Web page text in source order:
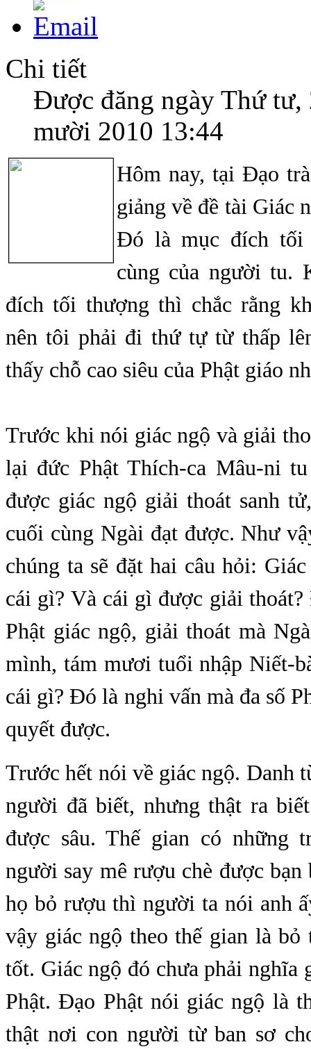
Chi tiết
Được đăng ngày Thứ tư,
mười 2010 13:44
Hôm nay, tại Đạo
giảng về đề tài Giác
Đó là mục đích tối
cùng của người tu.
đích tối thượng thì chắc rằng
nên tôi phải đi thứ tự từ thấp
thấy chỗ cao siêu của Phật giáo
Trước khi nói giác ngộ và giải
lại đức Phật Thích-ca Mâu-ni
được giác ngộ giải thoát sanh
cuối cùng Ngài đạt được. Như
chúng ta sẽ đặt hai câu hỏi:
cái gì? Và cái gì được giải
Phật giác ngộ, giải thoát mà
mình, tám mươi tuổi nhập Niết-
cái gì? Đó là nghi vấn mà đa số
quyết được.
Trước hết nói về giác ngộ. Danh
người đã biết, nhưng thật ra
được sâu. Thế gian có những
người say mê rượu chè được bạn
họ bỏ rượu thì người ta nói anh
vậy giác ngộ theo thế gian là bỏ
tốt. Giác ngộ đó chưa phải nghĩa
Phật. Đạo Phật nói giác ngộ là
thật nơi con người từ ban sơ